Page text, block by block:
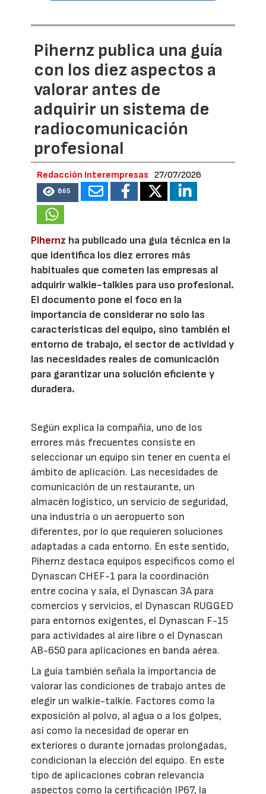
Pihernz publica una guía
con los diez aspectos a
valorar antes de
adquirir un sistema de
radiocomunicación
profesional
Redacción Interempresas 27/07/2026
865
Pihernz ha publicado una guía técnica en la
que identifica los diez errores más
habituales que cometen las empresas al
adquirir walkie-talkies para uso profesional.
El documento pone el foco en la
importancia de considerar no solo las
características del equipo, sino también el
entorno de trabajo, el sector de actividad y
las necesidades reales de comunicación
para garantizar una solución eficiente y
duradera.
Según explica la compañía, uno de los
errores más frecuentes consiste en
seleccionar un equipo sin tener en cuenta el
ámbito de aplicación. Las necesidades de
comunicación de un restaurante, un
almacén logístico, un servicio de seguridad,
una industria o un aeropuerto son
diferentes, por lo que requieren soluciones
adaptadas a cada entorno. En este sentido,
Pihernz destaca equipos específicos como el
Dynascan CHEF-1 para la coordinación
entre cocina y sala, el Dynascan 3A para
comercios y servicios, el Dynascan RUGGED
para entornos exigentes, el Dynascan F-15
para actividades al aire libre o el Dynascan
AB-650 para aplicaciones en banda aérea.
La guía también señala la importancia de
valorar las condiciones de trabajo antes de
elegir un walkie-talkie. Factores como la
exposición al polvo, al agua o a los golpes,
así como la necesidad de operar en
exteriores o durante jornadas prolongadas,
condicionan la elección del equipo. En este
tipo de aplicaciones cobran relevancia
aspectos como la certificación IP67, la